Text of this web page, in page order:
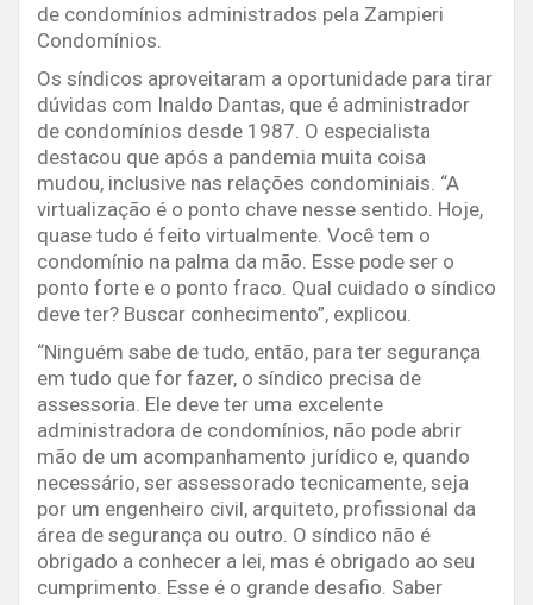
de condomínios administrados pela Zampieri
Condomínios.
Os síndicos aproveitaram a oportunidade para tirar
dúvidas com Inaldo Dantas, que é administrador
de condomínios desde 1987. O especialista
destacou que após a pandemia muita coisa
mudou, inclusive nas relações condominiais. “A
virtualização é o ponto chave nesse sentido. Hoje,
quase tudo é feito virtualmente. Você tem o
condomínio na palma da mão. Esse pode ser o
ponto forte e o ponto fraco. Qual cuidado o síndico
deve ter? Buscar conhecimento”, explicou.
“Ninguém sabe de tudo, então, para ter segurança
em tudo que for fazer, o síndico precisa de
assessoria. Ele deve ter uma excelente
administradora de condomínios, não pode abrir
mão de um acompanhamento jurídico e, quando
necessário, ser assessorado tecnicamente, seja
por um engenheiro civil, arquiteto, profissional da
área de segurança ou outro. O síndico não é
obrigado a conhecer a lei, mas é obrigado ao seu
cumprimento. Esse é o grande desafio. Saber